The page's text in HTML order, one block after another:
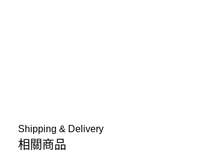
Shipping & Delivery
相關商品